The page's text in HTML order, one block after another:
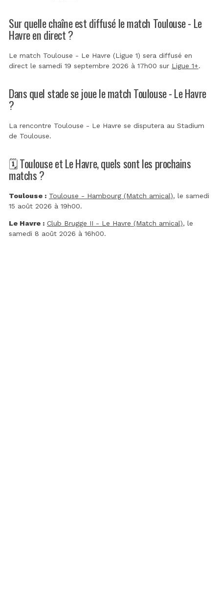
Sur quelle chaîne est diffusé le match Toulouse - Le
Havre en direct ?
Le match Toulouse - Le Havre (Ligue 1) sera diffusé en
direct le samedi 19 septembre 2026 à 17h00 sur Ligue 1+.
Dans quel stade se joue le match Toulouse - Le Havre
?
La rencontre Toulouse - Le Havre se disputera au Stadium
de Toulouse.
🗓️ Toulouse et Le Havre, quels sont les prochains
matchs ?
Toulouse : Toulouse - Hambourg (Match amical), le samedi
15 août 2026 à 19h00.
Le Havre : Club Brugge II - Le Havre (Match amical), le
samedi 8 août 2026 à 16h00.